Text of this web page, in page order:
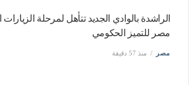
الراشدة بالوادي الجديد تتأهل لمرحلة الزيارات
مصر للتميز الحكومي
مصر منذ 57 دقيقة